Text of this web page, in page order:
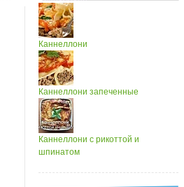
Каннеллони
Каннеллони запеченные
Каннеллони с рикоттой и
шпинатом